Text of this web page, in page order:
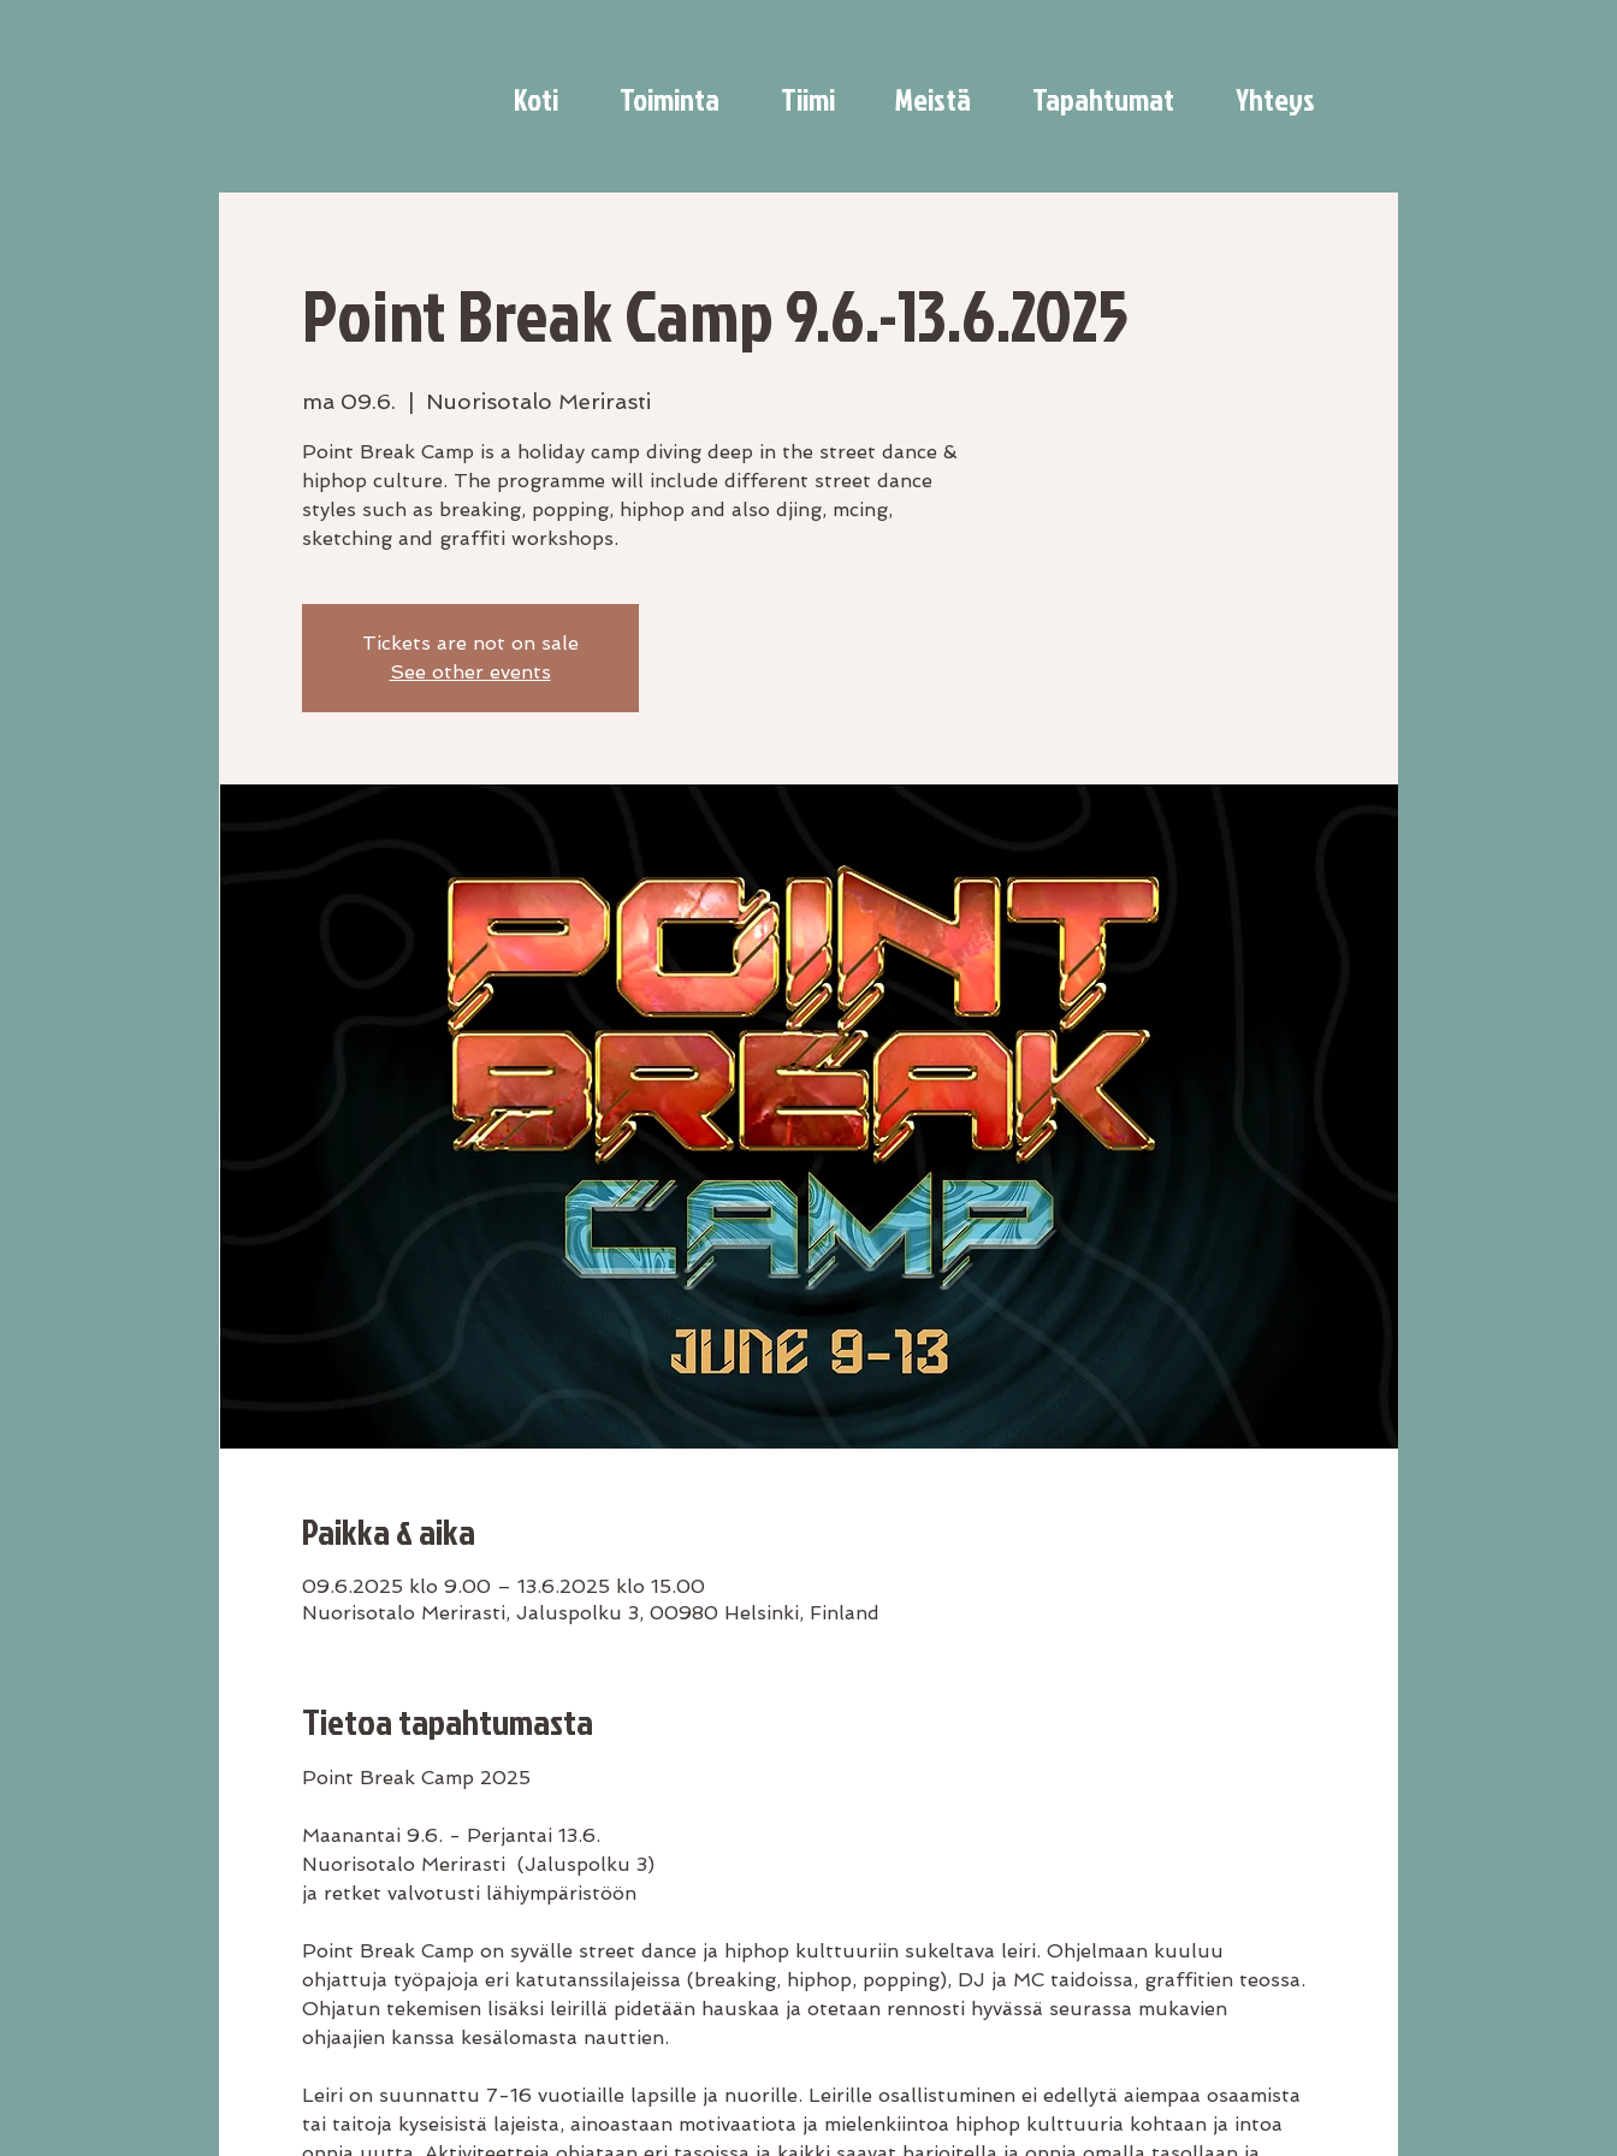
Koti Toiminta Tiimi Meistä Tapahtumat Yhteys
Point Break Camp 9.6.-13.6.2025
ma 09.6. Nuorisotalo Merirasti
Point Break Camp is a holiday camp diving deep in the street dance &
hiphop culture. The programme will include different street dance
styles such as breaking, popping, hiphop and also djing, mcing,
sketching and graffiti workshops.
Tickets are not on sale
See other events
Paikka & aika
09.6.2025 klo 9.00 – 13.6.2025 klo 15.00
Nuorisotalo Merirasti, Jaluspolku 3, 00980 Helsinki, Finland
Tietoa tapahtumasta
Point Break Camp 2025
Maanantai 9.6. - Perjantai 13.6.
Nuorisotalo Merirasti  (Jaluspolku 3)
ja retket valvotusti lähiympäristöön
Point Break Camp on syvälle street dance ja hiphop kulttuuriin sukeltava leiri. Ohjelmaan kuuluu
ohjattuja työpajoja eri katutanssilajeissa (breaking, hiphop, popping), DJ ja MC taidoissa, graffitien teossa.
Ohjatun tekemisen lisäksi leirillä pidetään hauskaa ja otetaan rennosti hyvässä seurassa mukavien
ohjaajien kanssa kesälomasta nauttien.
Leiri on suunnattu 7-16 vuotiaille lapsille ja nuorille. Leirille osallistuminen ei edellytä aiempaa osaamista
tai taitoja kyseisistä lajeista, ainoastaan motivaatiota ja mielenkiintoa hiphop kulttuuria kohtaan ja intoa